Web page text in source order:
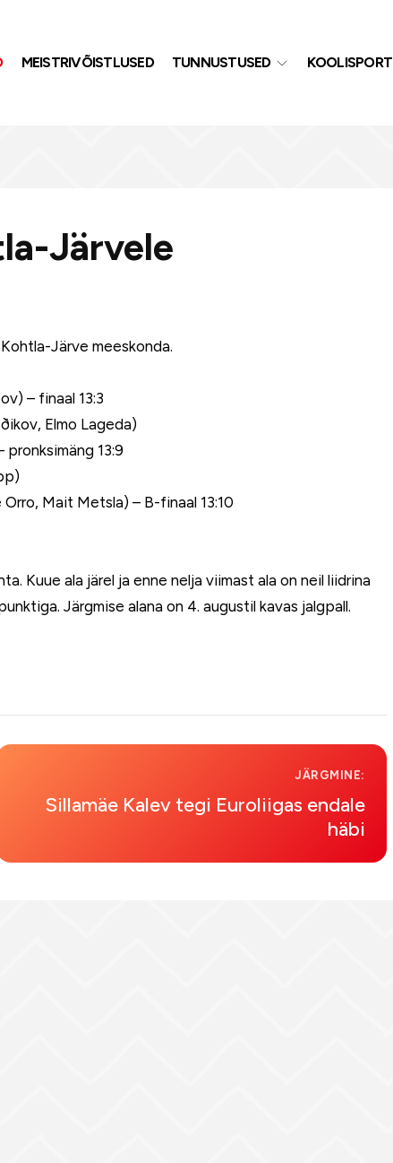
MEISTRIVÕISTLUSED TUNNUSTUSED KOOLISPORT
Järvele
Järve meeskonda.
– finaal 13:3
Elmo Lageda)
13:9
Mait Metsla) – B-finaal 13:10
Kuue ala järel ja enne nelja viimast ala on neil liidrina
Järgmise alana on 4. augustil kavas jalgpall.
JÄRGMINE:
Sillamäe Kalev tegi Euroliigas endale
häbi